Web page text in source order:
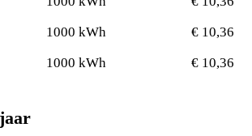
1000 kWh
€ 10,36
1000 kWh € 10,36